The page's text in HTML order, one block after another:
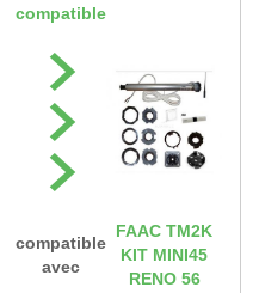
compatible
compatible
avec
FAAC TM2K
KIT MINI45
RENO 56